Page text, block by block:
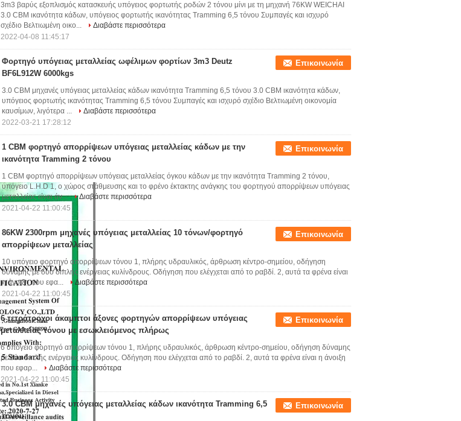
3m3 βαρύς εξοπλισμός κατασκευής υπόγειος φορτωτής ροδών 2 τόνου μίνι με τη μηχανή 76KW WEICHAI
3.0 CBM ικανότητα κάδων, υπόγειος φορτωτής ικανότητας Tramming 6,5 τόνου Συμπαγές και ισχυρό
σχέδιο Βελτιωμένη οικο...
Διαβάστε περισσότερα
2022-04-08 11:45:17
Φορτηγό υπόγειας μεταλλείας ωφέλιμων φορτίων 3m3 Deutz
BF6L912W 6000kgs
Επικοινωνία
3.0 CBM μηχανές υπόγειας μεταλλείας κάδων ικανότητα Tramming 6,5 τόνου 3.0 CBM ικανότητα κάδων,
υπόγειος φορτωτής ικανότητας Tramming 6,5 τόνου Συμπαγές και ισχυρό σχέδιο Βελτιωμένη οικονομία
καυσίμων, λιγότερα ...
Διαβάστε περισσότερα
2022-03-21 17:28:12
1 CBM φορτηγό απορρίψεων υπόγειας μεταλλείας κάδων με την
ικανότητα Tramming 2 τόνου
Επικοινωνία
1 CBM φορτηγό απορρίψεων υπόγειας μεταλλείας όγκου κάδων με την ικανότητα Tramming 2 τόνου,
υπόγειο L.H.D 1, ο χώρος στάθμευσης και το φρένο έκτακτης ανάγκης του φορτηγού απορρίψεων υπόγειας
μεταλλείας είναι άν...
Διαβάστε περισσότερα
2021-04-22 11:00:45
86KW 2300rpm μηχανές υπόγειας μεταλλείας 10 τόνων/φορτηγό
απορρίψεων μεταλλείας
Επικοινωνία
10 υπόγειο φορτηγό απορρίψεων τόνου 1, πλήρης υδραυλικός, άρθρωση κέντρο-σημείου, οδήγηση
δύναμης με δύο διπλής ενέργειας κυλίνδρους. Οδήγηση που ελέγχεται από το ραβδί. 2, αυτά τα φρένα είναι
η άνοιξη που εφα...
Διαβάστε περισσότερα
2021-04-22 11:00:45
6 τετράτροχοι άκαμπτοι άξονες φορτηγών απορρίψεων υπόγειας
μεταλλείας τόνου με εσωκλειόμενος πλήρως
Επικοινωνία
6 υπόγειο φορτηγό απορρίψεων τόνου 1, πλήρης υδραυλικός, άρθρωση κέντρο-σημείου, οδήγηση δύναμης
με δύο διπλής ενέργειας κυλίνδρους. Οδήγηση που ελέγχεται από το ραβδί. 2, αυτά τα φρένα είναι η άνοιξη
που εφαρ...
Διαβάστε περισσότερα
2021-04-22 11:00:45
3.0 CBM μηχανές υπόγειας μεταλλείας κάδων ικανότητα Tramming 6,5
τόνου
Επικοινωνία